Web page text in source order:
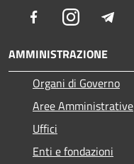
FacebookInstagram
AMMINISTRAZIONE
Organi di Governo
Aree Amministrative
Uffici
Enti e fondazioni